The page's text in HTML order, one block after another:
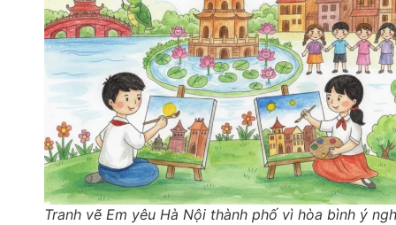
Tranh vẽ Em yêu Hà Nội thành phố vì hòa bình ý